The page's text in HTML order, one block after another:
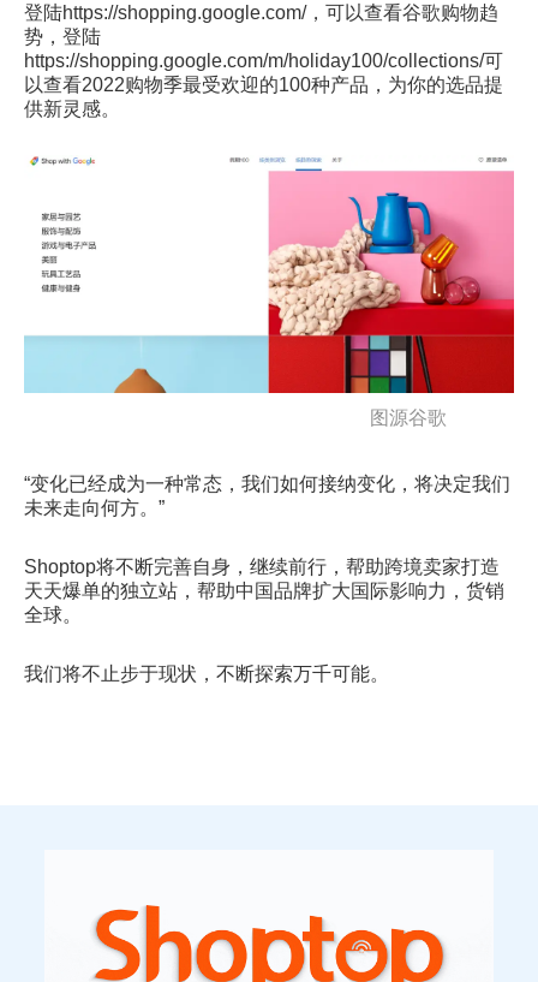
登陆https://shopping.google.com/，可以查看谷歌购物趋
势，登陆
https://shopping.google.com/m/holiday100/collections/可
以查看2022购物季最受欢迎的100种产品，为你的选品提
供新灵感。
图源谷歌
“变化已经成为一种常态，我们如何接纳变化，将决定我们
未来走向何方。”
Shoptop将不断完善自身，继续前行，帮助跨境卖家打造
天天爆单的独立站，帮助中国品牌扩大国际影响力，货销
全球。
我们将不止步于现状，不断探索万千可能。